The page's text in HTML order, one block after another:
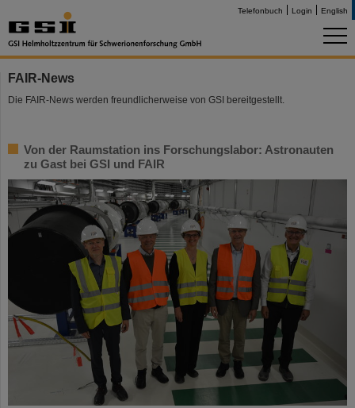
Telefonbuch Login English
FAIR-News
Die FAIR-News werden freundlicherweise von GSI bereitgestellt.
Von der Raumstation ins Forschungslabor: Astronauten
zu Gast bei GSI und FAIR